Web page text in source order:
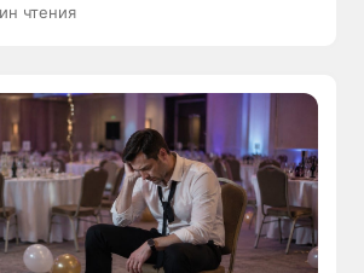
что вы просили.
чтения